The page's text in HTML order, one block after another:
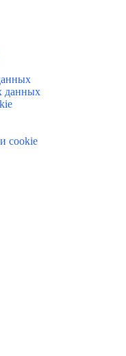
данных
cookie